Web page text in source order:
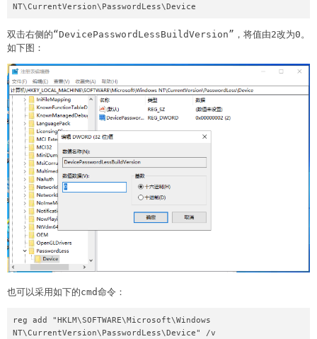
NT\CurrentVersion\PasswordLess\Device
双击右侧的“DevicePasswordLessBuildVersion”，将值由2改为0。
如下图：
也可以采用如下的cmd命令：
reg add "HKLM\SOFTWARE\Microsoft\Windows
NT\CurrentVersion\PasswordLess\Device" /v